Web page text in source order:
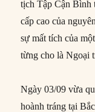
tịch Tập Cận Bình
cấp cao của
sự mất tích của
từng cho là Ngoại
Ngày 03/09 vừa
hoành tráng tại